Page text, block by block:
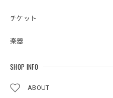
チケット
楽器
SHOP INFO
ABOUT